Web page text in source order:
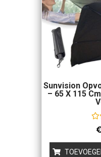
Sunvision
– 65 X 115
uit
5